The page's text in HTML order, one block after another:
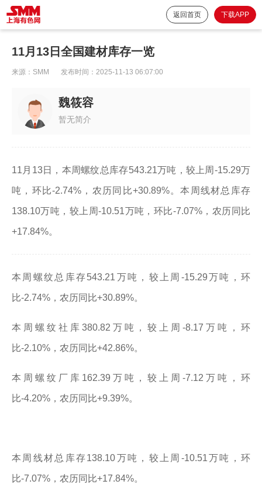
返回首页 下载APP
11月13日全国建材库存一览
来源： SMM 发布时间： 2025-11-13 06:07:00
魏筱容
暂无简介
11月13日，本周螺纹总库存543.21万吨，较上周-15.29万
吨，环比-2.74%，农历同比+30.89%。本周线材总库存
138.10万吨，较上周-10.51万吨，环比-7.07%，农历同比
+17.84%。
本周螺纹总库存543.21万吨，较上周-15.29万吨，环
比-2.74%，农历同比+30.89%。
本周螺纹社库380.82万吨，较上周-8.17万吨，环
比-2.10%，农历同比+42.86%。
本周螺纹厂库162.39万吨，较上周-7.12万吨，环
比-4.20%，农历同比+9.39%。
本周线材总库存138.10万吨，较上周-10.51万吨，环
比-7.07%，农历同比+17.84%。